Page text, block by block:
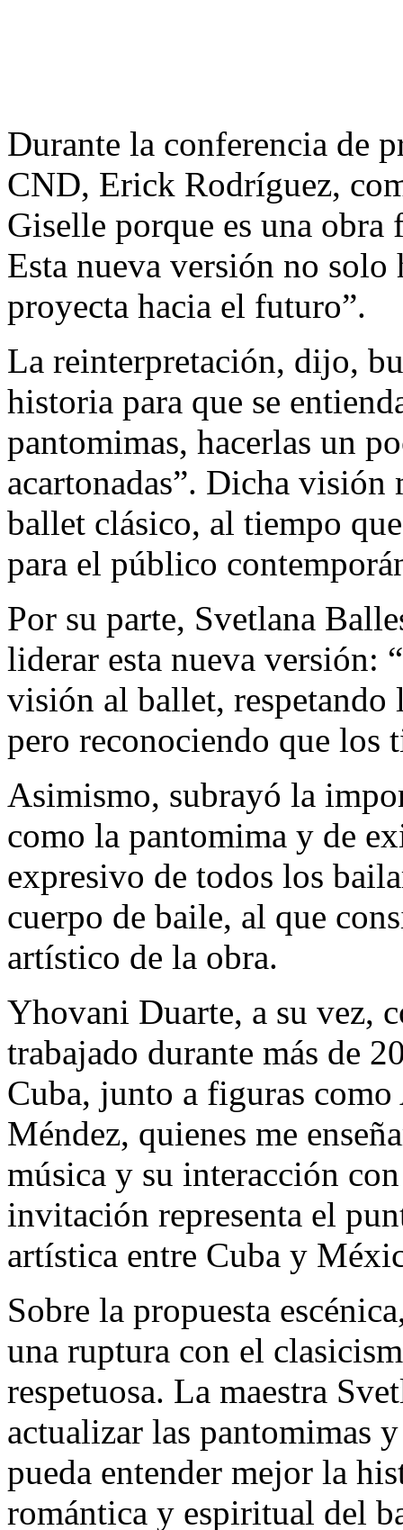
Durante la conferencia de
CND, Erick Rodríguez,
Giselle porque es una
Esta nueva versión no
proyecta hacia el futuro”.
La reinterpretación, dijo,
historia para que se
pantomimas, hacerlas un
acartonadas”. Dicha
ballet clásico, al tiempo
para el público
Por su parte, Svetlana
liderar esta nueva versión:
visión al ballet,
pero reconociendo que los
Asimismo, subrayó la
como la pantomima y de
expresivo de todos los
cuerpo de baile, al que
artístico de la obra.
Yhovani Duarte, a su vez,
trabajado durante más de
Cuba, junto a figuras
Méndez, quienes me
música y su interacción
invitación representa el
artística entre Cuba y
Sobre la propuesta
una ruptura con el
respetuosa. La maestra
actualizar las pantomimas
pueda entender mejor la
romántica y espiritual del